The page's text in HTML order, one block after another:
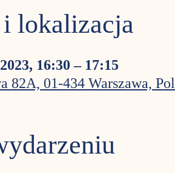
lokalizacja
16:30 – 17:15
82A, 01-434 Warszawa,